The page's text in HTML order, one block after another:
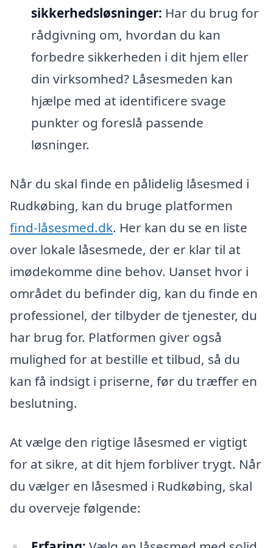
sikkerhedsløsninger: Har du brug for
rådgivning om, hvordan du kan
forbedre sikkerheden i dit hjem eller
din virksomhed? Låsesmeden kan
hjælpe med at identificere svage
punkter og foreslå passende
løsninger.
Når du skal finde en pålidelig låsesmed i
Rudkøbing, kan du bruge platformen
find-låsesmed.dk. Her kan du se en liste
over lokale låsesmede, der er klar til at
imødekomme dine behov. Uanset hvor i
området du befinder dig, kan du finde en
professionel, der tilbyder de tjenester, du
har brug for. Platformen giver også
mulighed for at bestille et tilbud, så du
kan få indsigt i priserne, før du træffer en
beslutning.
At vælge den rigtige låsesmed er vigtigt
for at sikre, at dit hjem forbliver trygt. Når
du vælger en låsesmed i Rudkøbing, skal
du overveje følgende: